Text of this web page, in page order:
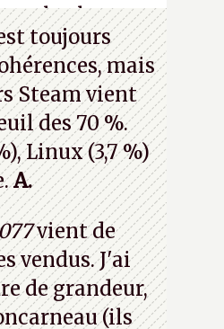
plus le
OK, on peut
toujours
mais
Steam vient
des 70 %.
Linux (3,7 %)
A.
vient de
vendus. J'ai
de grandeur,
(ils